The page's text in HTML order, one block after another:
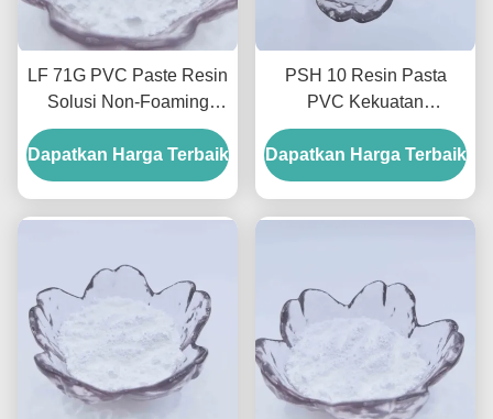
LF 71G PVC Paste Resin
Solusi Non-Foaming
Serbaguna Untuk Pelapis
Dan Pencetakan
Dapatkan Harga Terbaik
PSH 10 Resin Pasta
PVC Kekuatan
Kejernihan Tinggi Untuk
Pelapis Kulit Barang
Cetakan
Dapatkan Harga Terbaik